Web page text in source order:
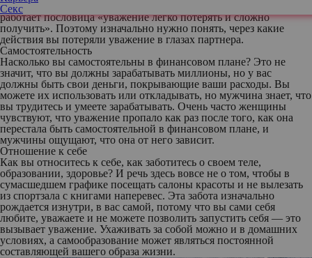
Секс
можно исправить, если восстановить уважение. И здесь отлично
работает пословица «уважение легко потерять и сложно
получить». Поэтому изначально нужно понять, через какие
действия вы потеряли уважение в глазах партнера.
Самостоятельность
Насколько вы самостоятельны в финансовом плане? Это не
значит, что вы должны зарабатывать миллионы, но у вас
должны быть свои деньги, покрывающие ваши расходы. Вы
можете их использовать или откладывать, но мужчина знает, что
вы трудитесь и умеете зарабатывать. Очень часто женщины
чувствуют, что уважение пропало как раз после того, как она
перестала быть самостоятельной в финансовом плане, и
мужчины ощущают, что она от него зависит.
Отношение к себе
Как вы относитесь к себе, как заботитесь о своем теле,
образовании, здоровье? И речь здесь вовсе не о том, чтобы в
сумасшедшем графике посещать салоны красоты и не вылезать
из спортзала с книгами наперевес. Эта забота изначально
рождается изнутри, в вас самой, потому что вы сами себя
любите, уважаете и не можете позволить запустить себя — это
вызывает уважение. Ухаживать за собой можно и в домашних
условиях, а самообразование может являться постоянной
составляющей вашего образа жизни.